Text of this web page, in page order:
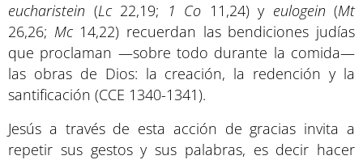
eucharistein (Lc22,19; 1 Co 11,24) y eulogein (Mt
26,26; Mc14,22) recuerdan las bendiciones judías
que proclaman —sobre todo durante la comida—
las obras de Dios: la creación, la redención y la
santificación (CCE 1340-1341).
Jesús a través de esta acción de gracias invita a
repetir sus gestos y sus palabras, es decir hacer